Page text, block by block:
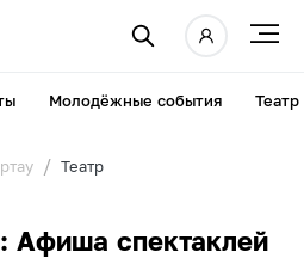
Молодёжные события Театр
Театр
Афиша спектаклей